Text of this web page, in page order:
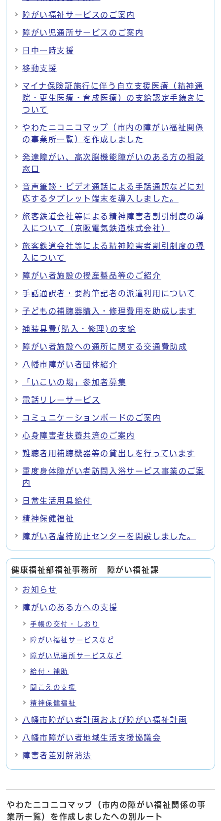
障がい福祉サービスのご案内
障がい児通所サービスのご案内
日中一時支援
移動支援
マイナ保険証施行に伴う自立支援医療（精神通
院・更生医療・育成医療）の支給認定手続きに
ついて
やわたニコニコマップ（市内の障がい福祉関係
の事業所一覧）を作成しました
発達障がい、高次脳機能障がいのある方の相談
窓口
音声筆談・ビデオ通話による手話通訳などに対
応するタブレット端末を導入しました。
旅客鉄道会社等による精神障害者割引制度の導
入について（京阪電気鉄道株式会社）
旅客鉄道会社等による精神障害者割引制度の導
入について
障がい者施設の授産製品等のご紹介
手話通訳者・要約筆記者の派遣利用について
子どもの補聴器購入・修理費用を助成します
補装具費(購入・修理)の支給
障がい者施設への通所に関する交通費助成
八幡市障がい者団体紹介
「いこいの場」参加者募集
電話リレーサービス
コミュニケーションボードのご案内
心身障害者扶養共済のご案内
難聴者用補聴機器等の貸出しを行っています
重度身体障がい者訪問入浴サービス事業のご案
内
日常生活用具給付
精神保健福祉
障がい者虐待防止センターを開設しました。
健康福祉部福祉事務所 障がい福祉課
お知らせ
障がいのある方への支援
手帳の交付・しおり
障がい福祉サービスなど
障がい児通所サービスなど
給付・補助
聞こえの支援
精神保健福祉
八幡市障がい者計画および障がい福祉計画
八幡市障がい者地域生活支援協議会
障害者差別解消法
やわたニコニコマップ（市内の障がい福祉関係の事
業所一覧）を作成しましたへの別ルート